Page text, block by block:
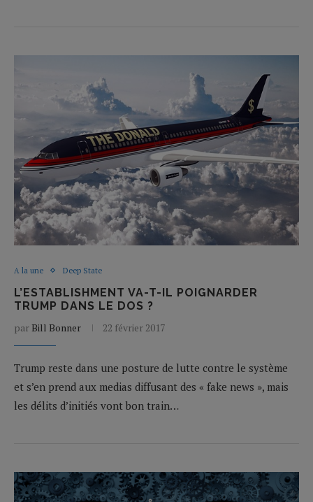
A la une Deep State
L’ESTABLISHMENT VA-T-IL POIGNARDER
TRUMP DANS LE DOS ?
par Bill Bonner 22 février 2017
Trump reste dans une posture de lutte contre le système
et s’en prend aux medias diffusant des « fake news », mais
les délits d’initiés vont bon train…